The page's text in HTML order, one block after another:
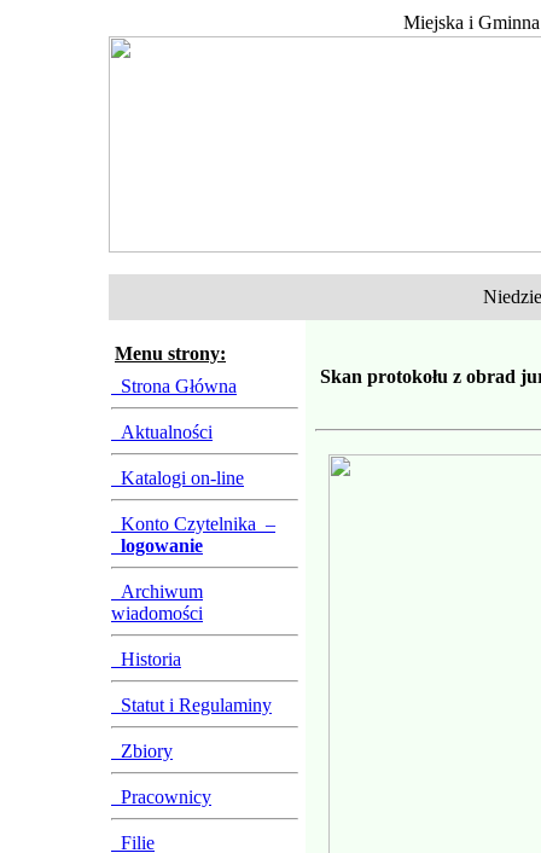
Miejska i
Menu strony:
Strona Główna
Aktualności
Katalogi on-line
Konto Czytelnika –
logowanie
Archiwum
wiadomości
Historia
Statut i Regulaminy
Zbiory
Pracownicy
Filie
Skan protokołu z obrad